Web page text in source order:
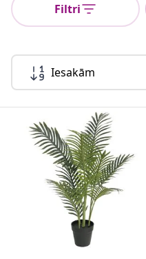
Filtri
Iesakām